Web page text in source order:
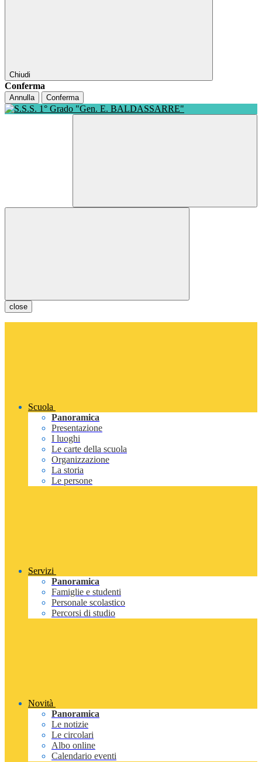
Chiudi
Conferma
Annulla Conferma
close
Scuola
Panoramica
Presentazione
I luoghi
Le carte della scuola
Organizzazione
La storia
Le persone
Servizi
Panoramica
Famiglie e studenti
Personale scolastico
Percorsi di studio
Novità
Panoramica
Le notizie
Le circolari
Albo online
Calendario eventi